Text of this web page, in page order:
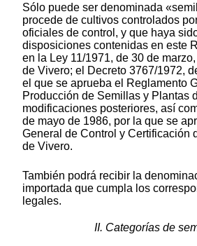
Sólo puede ser denominada
procede de cultivos controlados
oficiales de control, y que haya
disposiciones contenidas en este
en la Ley 11/1971, de 30 de
de Vivero; el Decreto 3767/1972,
el que se aprueba el Reglamento
Producción de Semillas y Plantas
modificaciones posteriores, así
de mayo de 1986, por la que se
General de Control y Certificación
de Vivero.
También podrá recibir la
importada que cumpla los
legales.
II. Categorías de